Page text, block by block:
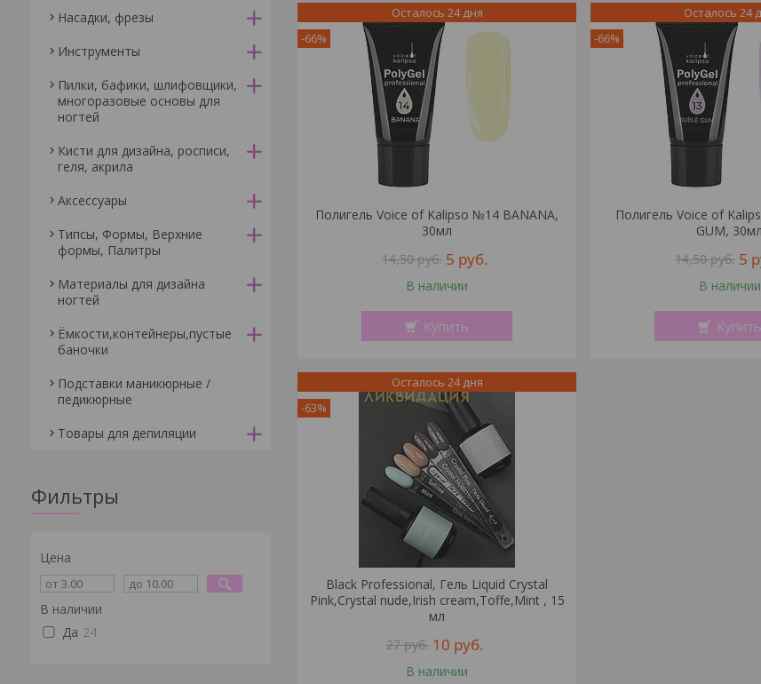
-66%
Осталось 24 дня
Полигель Voice of Kalipso №14 BANANA,
30мл
14,50руб. 5 руб.
В наличии
Купить
-66%
Осталось 24
Полигель Voice of
GUM, 30мл
14,50руб. 5
В наличии
Купить
-63%
Осталось 24 дня
Black Professional, Гель Liquid Crystal
Pink,Сrystal nude,Irish cream,Toffe,Mint , 15
мл
27руб. 10 руб.
В наличии
Насадки, фрезы
Инструменты
Пилки, бафики, шлифовщики,
многоразовые основы для
ногтей
Кисти для дизайна, росписи,
геля, акрила
Аксессуары
Типсы, Формы, Верхние
формы, Палитры
Материалы для дизайна
ногтей
Ёмкости,контейнеры,пустые
баночки
Подставки маникюрные /
педикюрные
Товары для депиляции
Фильтры
Цена
В наличии
Да 24